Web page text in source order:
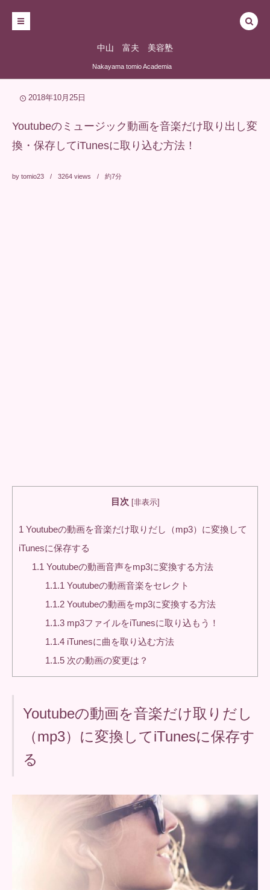
中山 富夫 美容塾
Nakayama tomio Academia
2018年10月25日
Youtubeのミュージック動画を音楽だけ取り出し変
換・保存してiTunesに取り込む方法！
by tomio23 3264 views 約7分
目次 [非表示]
1 Youtubeの動画を音楽だけ取りだし（mp3）に変換して
iTunesに保存する
1.1 Youtubeの動画音声をmp3に変換する方法
1.1.1 Youtubeの動画音楽をセレクト
1.1.2 Youtubeの動画をmp3に変換する方法
1.1.3 mp3ファイルをiTunesに取り込もう！
1.1.4 iTunesに曲を取り込む方法
1.1.5 次の動画の変更は？
Youtubeの動画を音楽だけ取りだし
（mp3）に変換してiTunesに保存す
る